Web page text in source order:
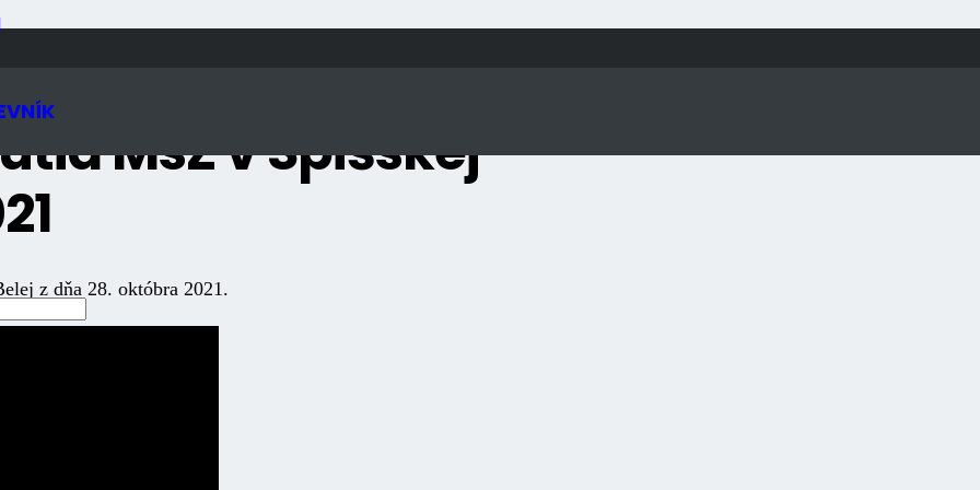
MsZ v Spišskej
z dňa 28. októbra 2021.